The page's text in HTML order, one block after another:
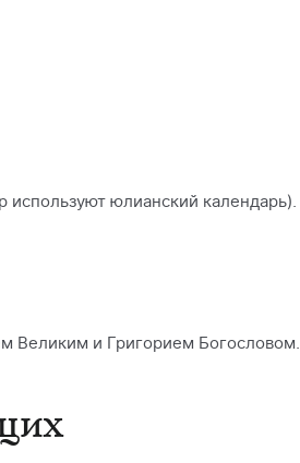
юлианский календарь).
Великим и Григорием Богословом.